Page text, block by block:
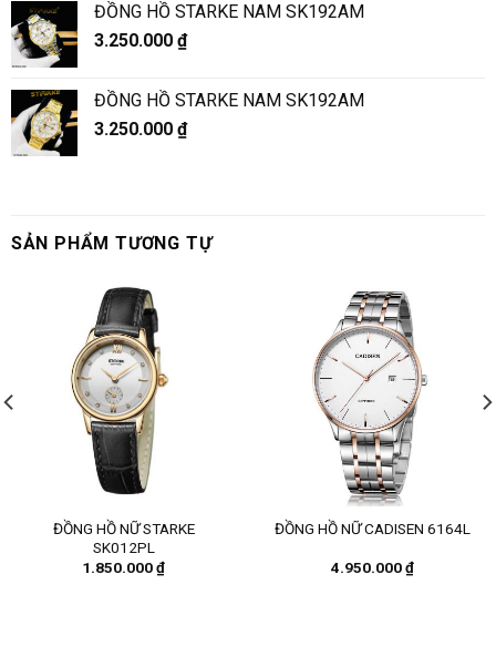
ĐỒNG HỒ STARKE NAM SK192AM
3.250.000 ₫
ĐỒNG HỒ STARKE NAM SK192AM
3.250.000 ₫
SẢN PHẨM TƯƠNG TỰ
ĐỒNG HỒ NỮ STARKE
SK012PL
1.850.000₫
ĐỒNG HỒ NỮ CADISEN 6164L
4.950.000₫